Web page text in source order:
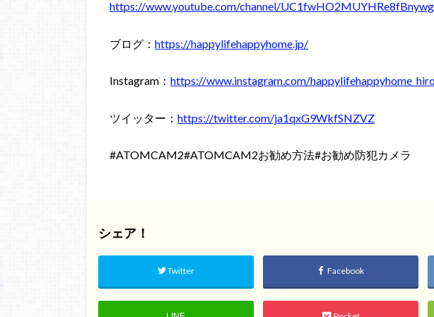
https://www.youtube.com/channel/
ブログ： https://happylifehappyhome.jp/
Instagram： https://www.instagram.com/
ツイッター： https://twitter.com/ja1qxG9WkfSNZVZ
#ATOMCAM2#ATOMCAM2お勧め方法#お勧め防犯カメラ
シェア！
Twitter Facebook